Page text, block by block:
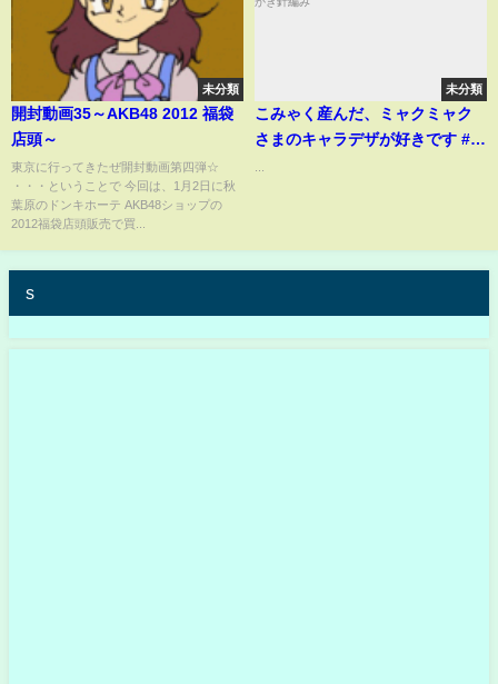
未分類
開封動画35～AKB48 2012 福袋
店頭～
東京に行ってきたぜ開封動画第四弾☆
・・・ということで 今回は、1月2日に秋
葉原のドンキホーテ AKB48ショップの
2012福袋店頭販売で買...
未分類
こみゃく産んだ、ミャクミャク
さまのキャラデザが好きです #ミ
s